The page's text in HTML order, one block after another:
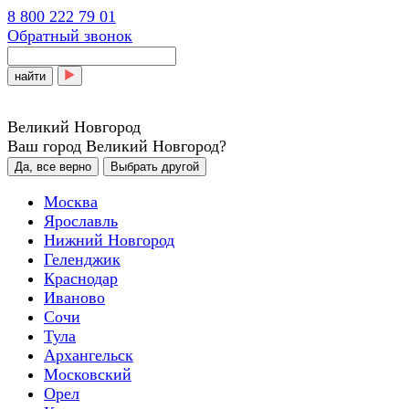
8 800 222 79 01
Обратный звонок
найти
Великий Новгород
Ваш город Великий Новгород?
Да, все верно Выбрать другой
Москва
Ярославль
Нижний Новгород
Геленджик
Краснодар
Иваново
Сочи
Тула
Архангельск
Московский
Орел